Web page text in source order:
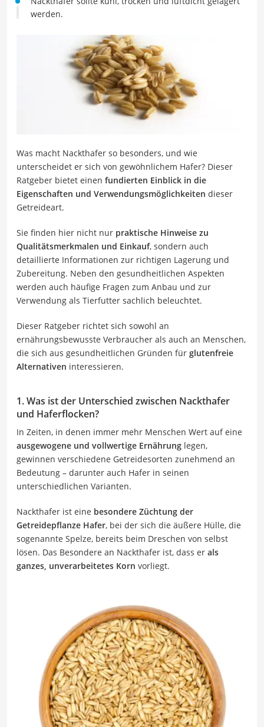
werden.
Was macht Nackthafer so besonders, und wie
unterscheidet er sich von gewöhnlichem Hafer? Dieser
Ratgeber bietet einen fundierten Einblick in die
Eigenschaften und Verwendungsmöglichkeiten dieser
Getreideart.
Sie finden hier nicht nur praktische Hinweise zu
Qualitätsmerkmalen und Einkauf, sondern auch
detaillierte Informationen zur richtigen Lagerung und
Zubereitung. Neben den gesundheitlichen Aspekten
werden auch häufige Fragen zum Anbau und zur
Verwendung als Tierfutter sachlich beleuchtet.
Dieser Ratgeber richtet sich sowohl an
ernährungsbewusste Verbraucher als auch an Menschen,
die sich aus gesundheitlichen Gründen für glutenfreie
Alternativen interessieren.
1. Was ist der Unterschied zwischen Nackthafer
und Haferflocken?
In Zeiten, in denen immer mehr Menschen Wert auf eine
ausgewogene und vollwertige Ernährung legen,
gewinnen verschiedene Getreidesorten zunehmend an
Bedeutung – darunter auch Hafer in seinen
unterschiedlichen Varianten.
Nackthafer ist eine besondere Züchtung der
Getreidepflanze Hafer, bei der sich die äußere Hülle, die
sogenannte Spelze, bereits beim Dreschen von selbst
lösen. Das Besondere an Nackthafer ist, dass er als
ganzes, unverarbeitetes Korn vorliegt.